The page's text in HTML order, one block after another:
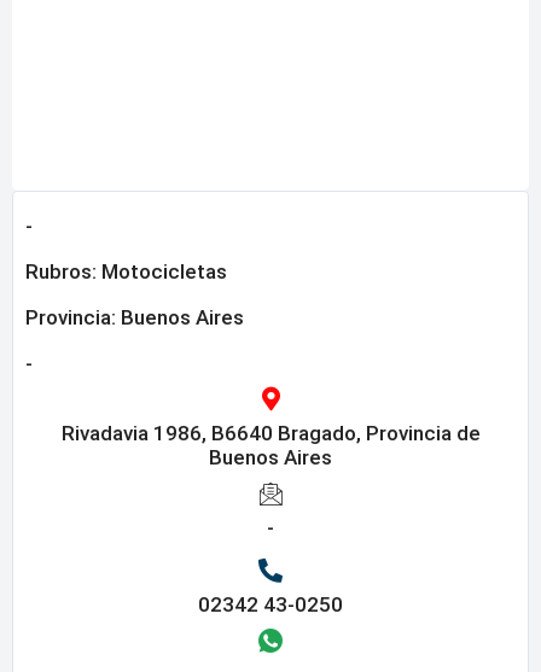
-
Rubros: Motocicletas
Provincia: Buenos Aires
-
Rivadavia 1986, B6640 Bragado, Provincia de
Buenos Aires
-
02342 43-0250